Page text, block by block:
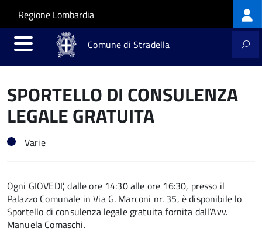
Salta al contenuto principale
Skip to site navigation
Regione Lombardia
Comune di Stradella
SPORTELLO DI CONSULENZA
LEGALE GRATUITA
Varie
Ogni GIOVEDI’, dalle ore 14:30 alle ore 16:30, presso il
Palazzo Comunale in Via G. Marconi nr. 35, è disponibile lo
Sportello di consulenza legale gratuita fornita dall’Avv.
Manuela Comaschi.